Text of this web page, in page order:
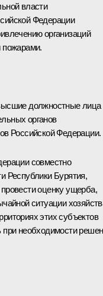
власти
Федерации
организаций
пожарами.
должностные лица
органов
Российской Федерации.
совместно
Республики Бурятия,
оценку ущерба,
ситуации
этих субъектов
при необходимости